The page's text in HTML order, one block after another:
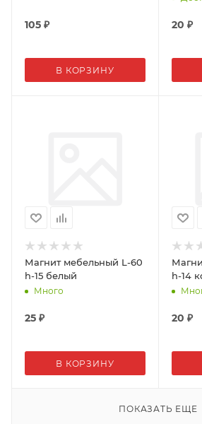
105 ₽
В КОРЗИНУ
20 ₽
Магнит мебельный L-60
h-15 белый
Много
25 ₽
В КОРЗИНУ
h-14
20 ₽
ПОКАЗАТЬ ЕЩЕ